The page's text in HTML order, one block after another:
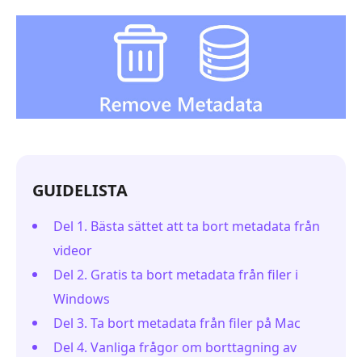
GUIDELISTA
Del 1. Bästa sättet att ta bort metadata från
videor
Del 2. Gratis ta bort metadata från filer i
Windows
Del 3. Ta bort metadata från filer på Mac
Del 4. Vanliga frågor om borttagning av